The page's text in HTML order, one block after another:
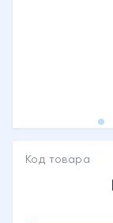
Код товара